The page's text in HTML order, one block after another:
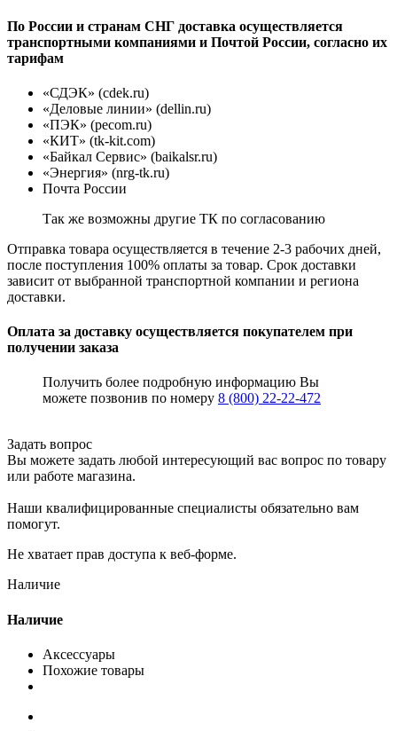
По России и странам СНГ доставка осуществляется
транспортными компаниями и Почтой России, согласно их
тарифам
«СДЭК» (cdek.ru)
«Деловые линии» (dellin.ru)
«ПЭК» (pecom.ru)
«КИТ» (tk-kit.com)
«Байкал Сервис» (baikalsr.ru)
«Энергия» (nrg-tk.ru)
Почта России
Так же возможны другие ТК по согласованию
Отправка товара осуществляется в течение 2-3 рабочих дней,
после поступления 100% оплаты за товар. Срок доставки
зависит от выбранной транспортной компании и региона
доставки.
Оплата за доставку осуществляется покупателем при
получении заказа
Получить более подробную информацию Вы
можете позвонив по номеру 8 (800) 22-22-472
Задать вопрос
Вы можете задать любой интересующий вас вопрос по товару
или работе магазина.
Наши квалифицированные специалисты обязательно вам
помогут.
Не хватает прав доступа к веб-форме.
Наличие
Наличие
Аксессуары
Похожие товары